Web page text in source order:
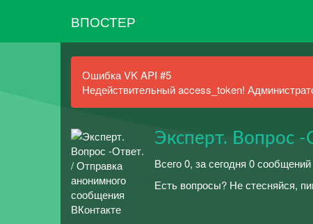
ВПОСТЕР
Ошибка VK API #5
Недействительный access_token!
Эксперт. Вопрос -
Всего 0, за сегодня 0
Есть вопросы? Не стесняйся,